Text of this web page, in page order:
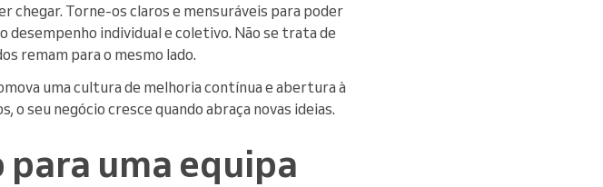
chegar. Torne-os claros e mensuráveis para poder
desempenho individual e coletivo. Não se trata de
remam para o mesmo lado.
uma cultura de melhoria contínua e abertura à
o seu negócio cresce quando abraça novas ideias.
uma equipa